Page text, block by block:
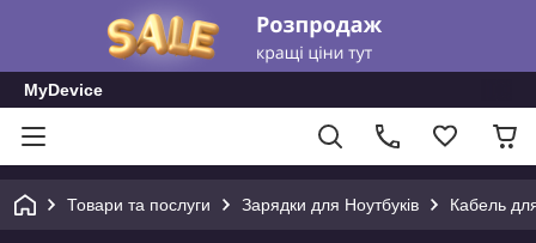
MyDevice
Товари та послуги Зарядки для Ноутбуків Кабель